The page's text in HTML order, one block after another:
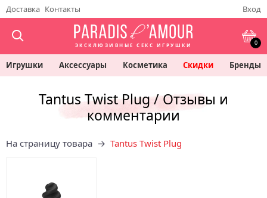
Доставка Контакты Вход
ЭКСКЛЮЗИВНЫЕ СЕКС ИГРУШКИ 0
Игрушки Аксессуары Косметика Скидки Бренды
Tantus Twist Plug / Отзывы и
комментарии
На страницу товара → Tantus Twist Plug